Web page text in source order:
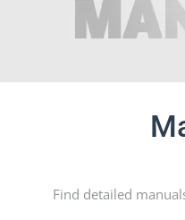
Find detailed